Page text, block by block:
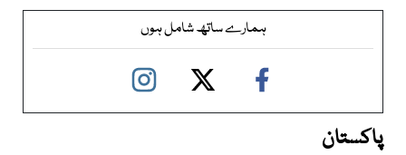
ہمارے ساتھ شامل ہوں
پاکستان